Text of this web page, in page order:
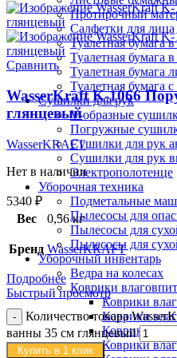
Протирочный
Салфетки для лица
Туалетная бумага
Туалетная бумага
Туалетная бумага
Туалетная бумага
Сушилки для рук
V-образные
Погружные
Сушилки для рук
Сушилки для рук
Электрополотенце
Уборочная техника
Подметальные
Пылесосы для
Пылесосы для
Пылесосы для
Уборочный инвентарь
Ведра на колесах
Коврики
Коврики
Коврики
Коврики
Коврики
Сравнить
WasserKraft K-1066
глянцевый
WasserKRAFT
Нет в наличии
5340 ₽
Вес
0,56 кг
Бренд WasserKRAFT
Подробнее
Быстрый просмотр
Количество товара
ванны 35 см глянцевый
Купить в 1 клик